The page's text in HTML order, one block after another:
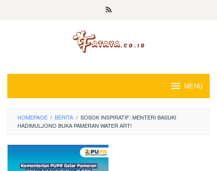
MENU
HOMEPAGE / BERITA / SOSOK INSPIRATIF: MENTERI BASUKI
HADIMULJONO BUKA PAMERAN WATER ART!